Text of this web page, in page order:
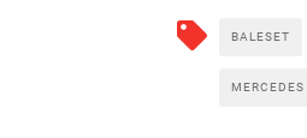
BALESET
MERCEDES